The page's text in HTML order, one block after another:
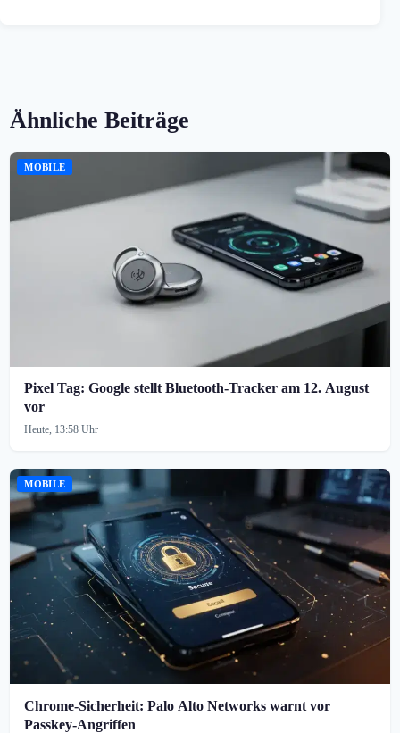
Ähnliche Beiträge
MOBILE
Pixel Tag: Google stellt Bluetooth-Tracker am 12. August
vor
Heute, 13:58 Uhr
MOBILE
Chrome-Sicherheit: Palo Alto Networks warnt vor
Passkey-Angriffen